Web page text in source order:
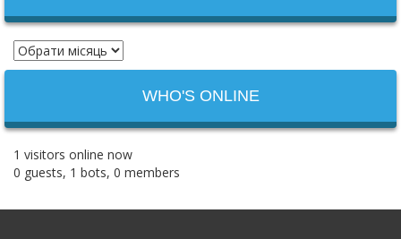
WHO'S ONLINE
1 visitors online now
0 guests, 1 bots, 0 members